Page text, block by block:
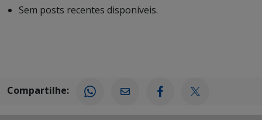
Sem posts recentes disponíveis.
Compartilhe: